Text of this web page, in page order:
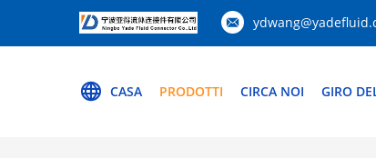
CASA PRODOTTI CIRCA NOI GIRO